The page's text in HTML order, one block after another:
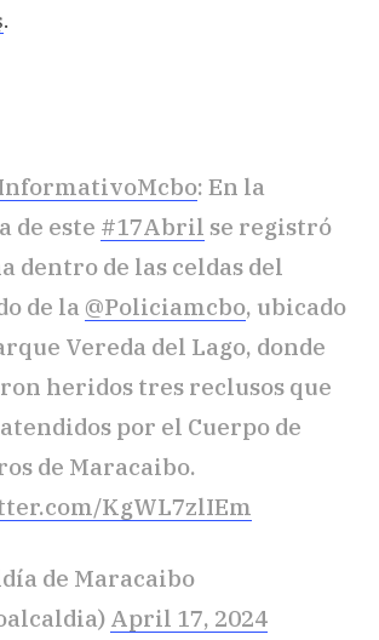
.
: En la
de este #17Abril se registró
dentro de las celdas del
de la @Policiamcbo, ubicado
Vereda del Lago, donde
heridos tres reclusos que
por el Cuerpo de
de Maracaibo.
KgWL7zlIEm
de Maracaibo
April 17, 2024